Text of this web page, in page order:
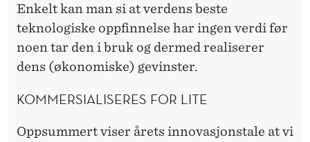
Enkelt kan man si at verdens beste
teknologiske oppfinnelse har ingen verdi før
noen tar den i bruk og dermed realiserer
dens (økonomiske) gevinster.
KOMMERSIALISERES FOR LITE
Oppsummert viser årets innovasjonstale at vi